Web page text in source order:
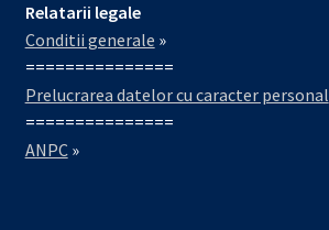
Relatarii legale
Conditii generale »
===============
Prelucrarea datelor cu caracter personal
===============
ANPC»